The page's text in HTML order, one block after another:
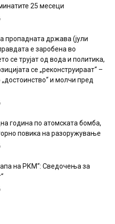
25 месеци
пропадната држава (јули
е заробена во
се трујат од вода и политика,
се „реконструираат“ –
„достоинство“ и молчи пред
година по атомската бомба,
повика на разоружување
на РКМ“: Сведочења за